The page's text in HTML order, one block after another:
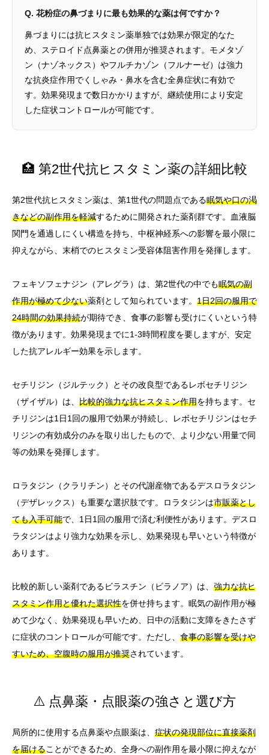
Q. 花粉症の鼻づまりに最も効果的な薬は何ですか？
鼻づまりには抗ヒスタミン薬単独では効果が限定的なた
め、ステロイド点鼻薬との併用が推奨されます。モメタゾ
ン（ナゾネックス）やフルチカゾン（フルナーゼ）は強力
な抗炎症作用でくしゃみ・鼻水を含む全鼻症状に有効で
す。効果発現まで数日かかりますが、継続使用により安定
した症状コントロールが可能です。
🏥 第2世代抗ヒスタミン薬の詳細比較
第2世代抗ヒスタミン薬は、第1世代の問題点である眠気や口の渇
きなどの副作用を軽減するために開発された薬剤群です。血液脳
関門を通過しにくい構造を持ち、中枢神経系への影響を最小限に
抑えながら、末梢でのヒスタミン受容体阻害作用を発揮します。
フェキソフェナジン（アレグラ）は、第2世代の中でも眠気の副
作用が極めて少ない薬剤として知られています。 1日2回の服用で
24時間の効果持続が期待でき、食事の影響も受けにくいという特
徴があります。効果発現までに1-3時間程度を要しますが、安定
した抗アレルギー効果を示します。
セチリジン（ジルテック）とその改良型であるレボセチリジン
（ザイザル）は、 比較的強力な抗ヒスタミン作用を持ちます。セ
チリジンは1日1回の服用で効果が持続し、レボセチリジンはセチ
リジンの有効成分のみを取り出したもので、より少ない用量で同
等の効果を発揮します。
ロラタジン（クラリチン）とその代謝産物であるデスロラタジン
（デザレックス）も重要な選択肢です。ロラタジンは市販薬とし
ても入手可能で、1日1回の服用で済む利便性があります。デスロ
ラタジンはより強力な効果を示し、効果発現も早いという特徴が
あります。
比較的新しい薬剤であるビラスチン（ビラノア）は、 強力な抗ヒ
スタミン作用と優れた選択性を併せ持ちます。眠気の副作用が極
めて少なく、効果発現も早いため、日中の活動に支障をきたさず
に症状のコントロールが可能です。ただし、 食事の影響を受けや
すいため、空腹時の服用が推奨されています。
⚠️ 点鼻薬・点眼薬の強さと選び方
局所的に使用する点鼻薬や点眼薬は、 症状の発現部位に直接薬剤
を届けることができるため、全身への副作用を最小限に抑えなが